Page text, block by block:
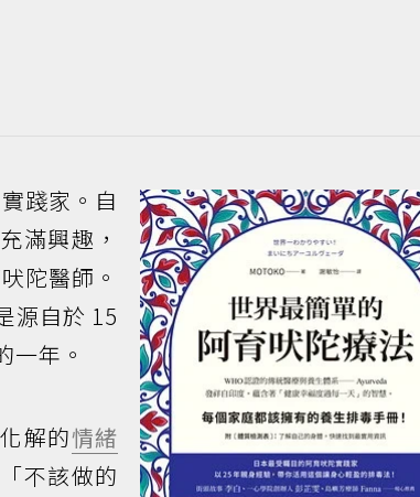
實踐家。自
滿興趣，
陀醫師。
源自於 15
一年。
解的情緒
不該做的